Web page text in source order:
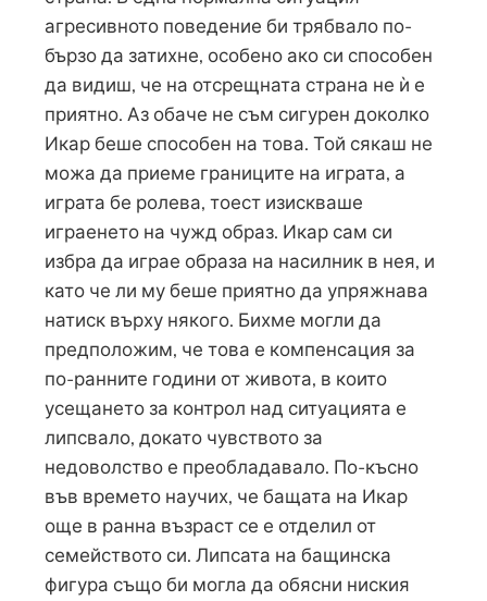
агресивното поведение би трябвало по-
бързо да затихне, особено ако си способен
да видиш, че на отсрещната страна не ѝ е
приятно. Аз обаче не съм сигурен доколко
Икар беше способен на това. Той сякаш не
можа да приеме границите на играта, а
играта бе ролева, тоест изискваше
играенето на чужд образ. Икар сам си
избра да играе образа на насилник в нея, и
като че ли му беше приятно да упряжнава
натиск върху някого. Бихме могли да
предположим, че това е компенсация за
по-ранните години от живота, в които
усещането за контрол над ситуацията е
липсвало, докато чувството за
недоволство е преобладавало. По-късно
във времето научих, че бащата на Икар
още в ранна възраст се е отделил от
семейството си. Липсата на бащинска
фигура също би могла да обясни ниския